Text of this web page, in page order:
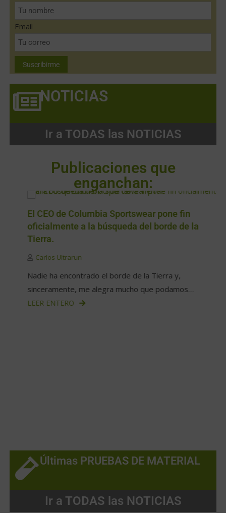
Email
NOTICIAS
Ir a TODAS las NOTICIAS
Publicaciones que
enganchan:
El CEO de Columbia Sportswear pone fin
oficialmente a la búsqueda del borde de la
Tierra.
Carlos Ultrarun
Nadie ha encontrado el borde de la Tierra y,
sinceramente, me alegra mucho que podamos…
LEER ENTERO
Últimas PRUEBAS DE MATERIAL
Ir a TODAS las NOTICIAS